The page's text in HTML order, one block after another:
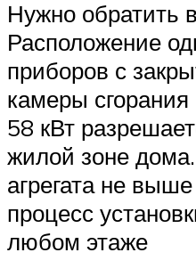
Нужно обратить
Расположение
приборов с
камеры
58 кВт
жилой зоне
агрегата не
процесс
любом этаже